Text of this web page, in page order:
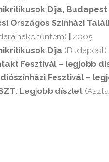
Díja, Budapest
Országos Színházi
2005
Díja (Budapest)
Fesztivál – legjobb
Fesztivál –
Legjobb díszlet